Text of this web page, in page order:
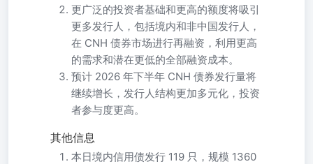
更广泛的投资者基础和更高的额度将吸引
更多发行人，包括境内和非中国发行人，
在 CNH 债券市场进行再融资，利用更高
的需求和潜在更低的全部融资成本。
预计 2026 年下半年 CNH 债券发行量将
继续增长，发行人结构更加多元化，投资
者参与度更高。
其他信息
本日境内信用债发行 119 只，规模 1360